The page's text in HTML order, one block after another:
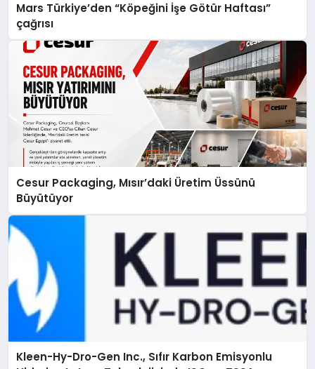
Mars Türkiye’den “Köpeğini İşe Götür Haftası”
çağrısı
Cesur Packaging, Mısır’daki Üretim Üssünü
Büyütüyor
Kleen-Hy-Dro-Gen Inc., Sıfır Karbon Emisyonlu